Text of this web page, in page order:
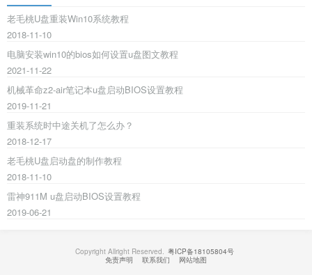
老毛桃U盘重装Win10系统教程
2018-11-10
电脑安装win10的bios如何设置u盘图文教程
2021-11-22
机械革命z2-air笔记本u盘启动BIOS设置教程
2019-11-21
重装系统时中途关机了怎么办？
2018-12-17
老毛桃U盘启动盘的制作教程
2018-11-10
雷神911M u盘启动BIOS设置教程
2019-06-21
Copyright Allright Reserved.
粤ICP备18105804号
免责声明
联系我们 网站地图